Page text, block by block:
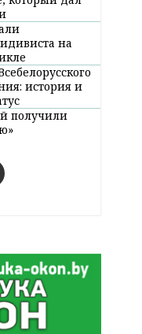
на
история и
получили